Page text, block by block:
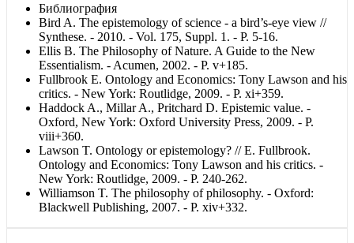
Библиография
Bird A. The epistemology of science - a bird’s-eye view //
Synthese. - 2010. - Vol. 175, Suppl. 1. - P. 5-16.
Ellis B. The Philosophy of Nature. A Guide to the New
Essentialism. - Acumen, 2002. - P. v+185.
Fullbrook E. Ontology and Economics: Tony Lawson and his
critics. - New York: Routlidge, 2009. - P. xi+359.
Haddock A., Millar A., Pritchard D. Epistemic value. -
Oxford, New York: Oxford University Press, 2009. - P.
viii+360.
Lawson T. Ontology or epistemology? // E. Fullbrook.
Ontology and Economics: Tony Lawson and his critics. -
New York: Routlidge, 2009. - P. 240-262.
Williamson T. The philosophy of philosophy. - Oxford:
Blackwell Publishing, 2007. - P. xiv+332.